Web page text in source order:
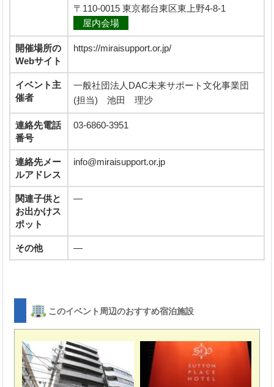
〒110-0015 東京都台東区東上野4-8-1
屋内会場
開催場所の
Webサイト
https://miraisupport.or.jp/
イベント主
催者
一般社団法人DAC未来サポート文化事業団
(担当) 池田 理沙
連絡先電話
番号
03-6860-3951
連絡先メー
ルアドレス
info@miraisupport.or.jp
関連子供と
お出かけス
ポット
―
その他 ―
このイベント周辺のおすすめ宿泊施設